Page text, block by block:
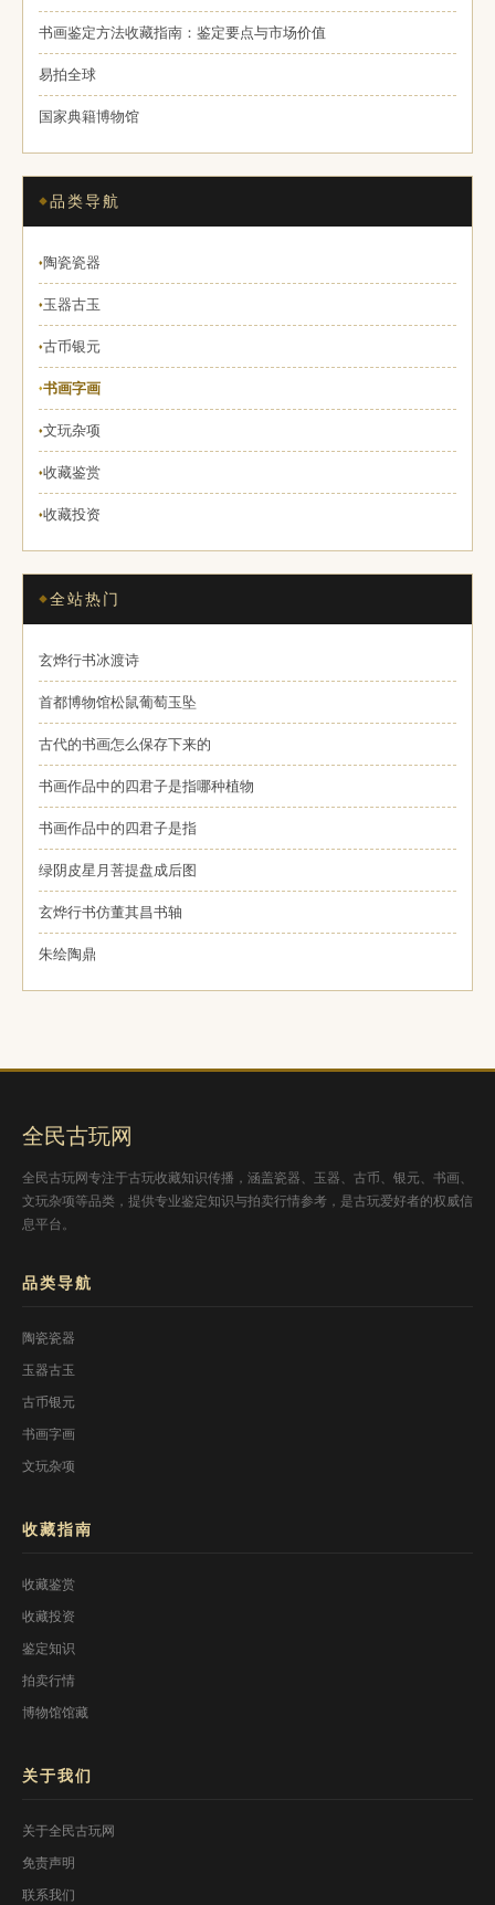
书画鉴定方法收藏指南：鉴定要点与市场价值
易拍全球
国家典籍博物馆
品类导航
♦ 陶瓷瓷器
♦ 玉器古玉
♦古币银元
♦书画字画
♦文玩杂项
♦收藏鉴赏
♦收藏投资
全站热门
玄烨行书冰渡诗
首都博物馆松鼠葡萄玉坠
古代的书画怎么保存下来的
书画作品中的四君子是指哪种植物
书画作品中的四君子是指
绿阴皮星月菩提盘成后图
玄烨行书仿董其昌书轴
朱绘陶鼎
全民古玩网
全民古玩网专注于古玩收藏知识传播，涵盖瓷器、玉器、古币、银元、书画、
文玩杂项等品类，提供专业鉴定知识与拍卖行情参考，是古玩爱好者的权威信
息平台。
品类导航
陶瓷瓷器
玉器古玉
古币银元
书画字画
文玩杂项
收藏指南
收藏鉴赏
收藏投资
鉴定知识
拍卖行情
博物馆馆藏
关于我们
关于全民古玩网
免责声明
联系我们